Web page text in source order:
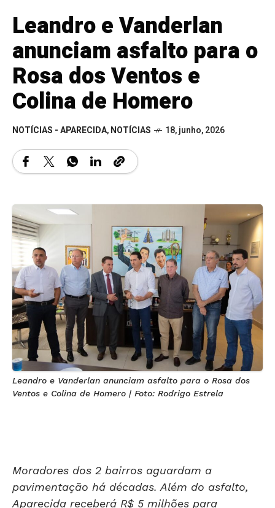
Leandro e Vanderlan
anunciam asfalto para o
Rosa dos Ventos e
Colina de Homero
NOTÍCIAS - APARECIDA,NOTÍCIAS 18, junho, 2026
Leandro e Vanderlan anunciam asfalto para o Rosa dos
Ventos e Colina de Homero | Foto: Rodrigo Estrela
pavimentação há décadas. Além do asfalto,
Aparecida receberá R$ 5 milhões para
investimentos na saúde